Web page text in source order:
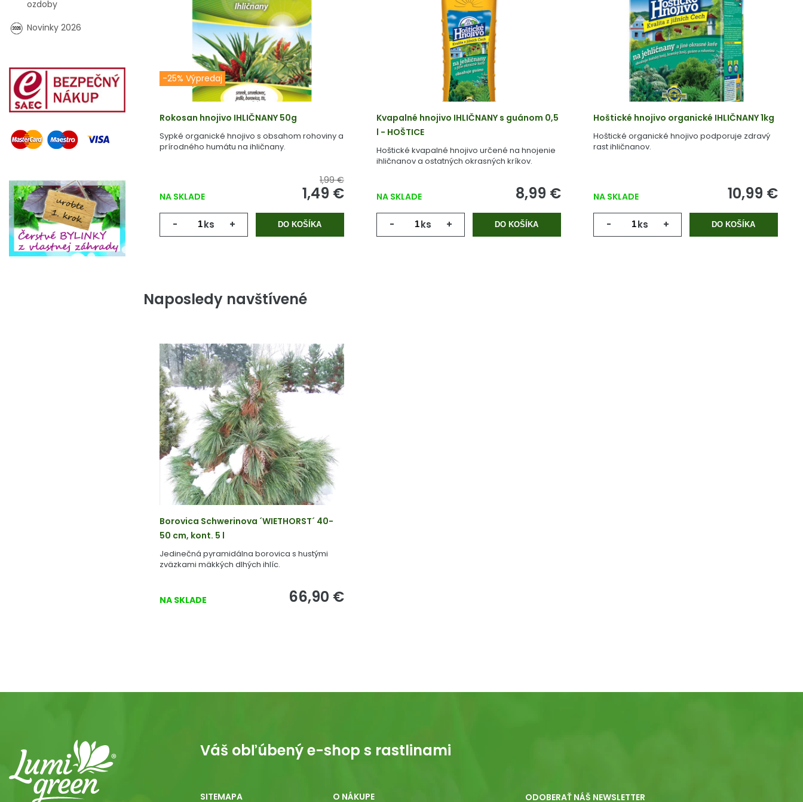
-25% Výpredaj
Rokosan hnojivo IHLIČNANY 50g
Sypké organické hnojivo s obsahom rohoviny a
prírodného humátu na ihličnany.
NA SKLADE
1,99 €
1,49 €
- ks + DO KOŠÍKA
Kvapalné hnojivo IHLIČNANY s guánom 0,5
l - HOŠTICE
Hoštické kvapalné hnojivo určené na hnojenie
ihličnanov a ostatných okrasných kríkov.
NA SKLADE 8,99 €
- ks + DO KOŠÍKA
Hoštické hnojivo organické IHLIČNANY 1kg
Hoštické organické hnojivo podporuje zdravý
rast ihličnanov.
NA SKLADE 10,99 €
- ks + DO KOŠÍKA
Naposledy navštívené
Borovica Schwerinova ´WIETHORST´ 40-
50 cm, kont. 5 l
Jedinečná pyramidálna borovica s hustými
zväzkami mäkkých dlhých ihlíc.
NA SKLADE 66,90 €
ozdoby
Novinky 2026
Váš obľúbený e-shop s rastlinami
SITEMAPA O NÁKUPE ODOBERAŤ NÁŠ NEWSLETTER